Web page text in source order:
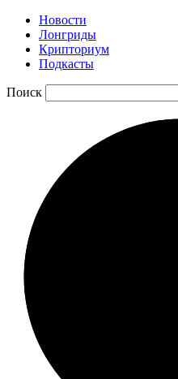
Новости
Лонгриды
Крипториум
Подкасты
Поиск